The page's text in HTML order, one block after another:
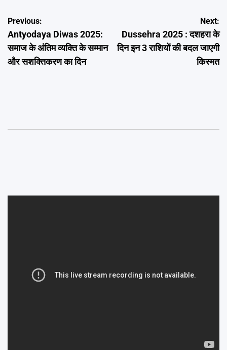
Post
navigation
Previous:
Antyodaya Diwas 2025:
समाज के अंतिम व्यक्ति के सम्मान
और सशक्तिकरण का दिन
Next:
Dussehra 2025 : दशहरा के
दिन इन 3 राशियों की बदल जाएगी
किस्मत